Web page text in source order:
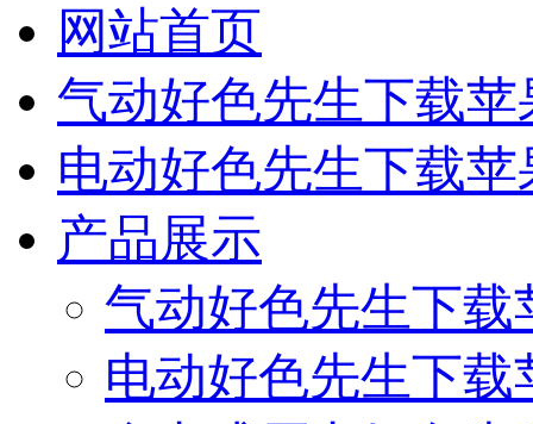
网站首页
气动好色先生下载
电动好色先生下载
产品展示
气动好色先生下
电动好色先生下